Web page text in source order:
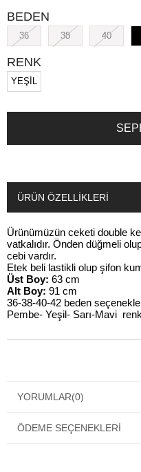
BEDEN
36 38 40
RENK
YEŞİL
ÜRÜN ÖZELLIKLERI
Ürünümüzün ceketi double
vatkalıdır. Önden düğmeli
cebi vardır.
Etek beli lastikli olup şifon
Üst Boy: 63 cm
Alt Boy: 91 cm
36-38-40-42 beden
Pembe- Yeşil- Sarı-Mavi
YORUMLAR(0)
ÖDEME SEÇENEKLERI